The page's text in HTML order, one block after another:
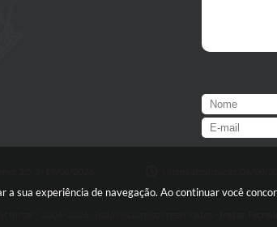
sua experiência de navegação. Ao continuar você